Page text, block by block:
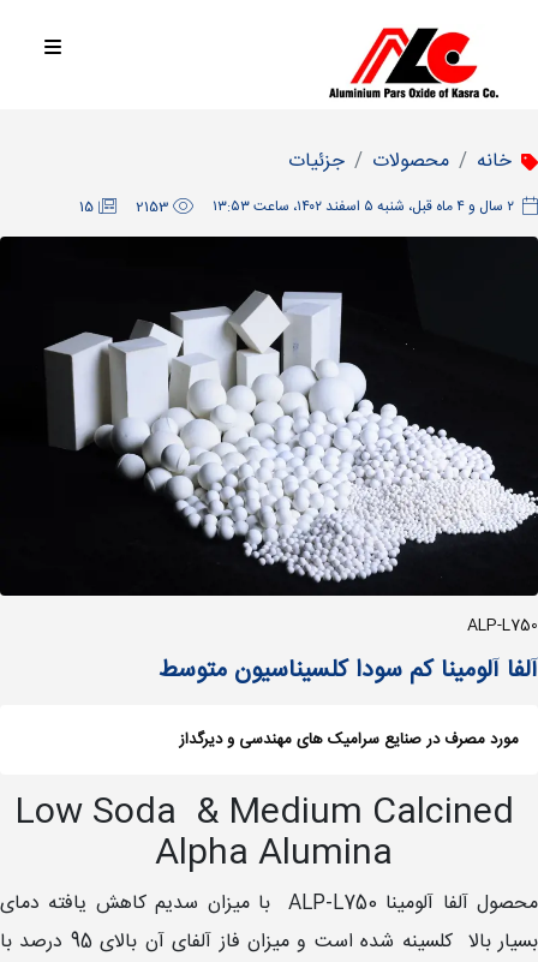
خانه محصولات جزئیات
2153
15
ALP-L750
آلفا آلومینا کم سودا کلسیناسیون متوسط
مورد مصرف در صنایع سرامیک های مهندسی و دیرگداز
Low Soda & Medium Calcined
Alpha Alumina
محصول آلفا آلومینا ALP-L750 با میزان سدیم کاهش یافته دمای
بسیار بالا کلسینه شده است و میزان فاز آلفای آن بالای 95 درصد با